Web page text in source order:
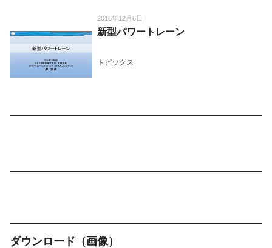
2016年12月6日
新型パワートレーン
トピックス
ダウンロード（画像）